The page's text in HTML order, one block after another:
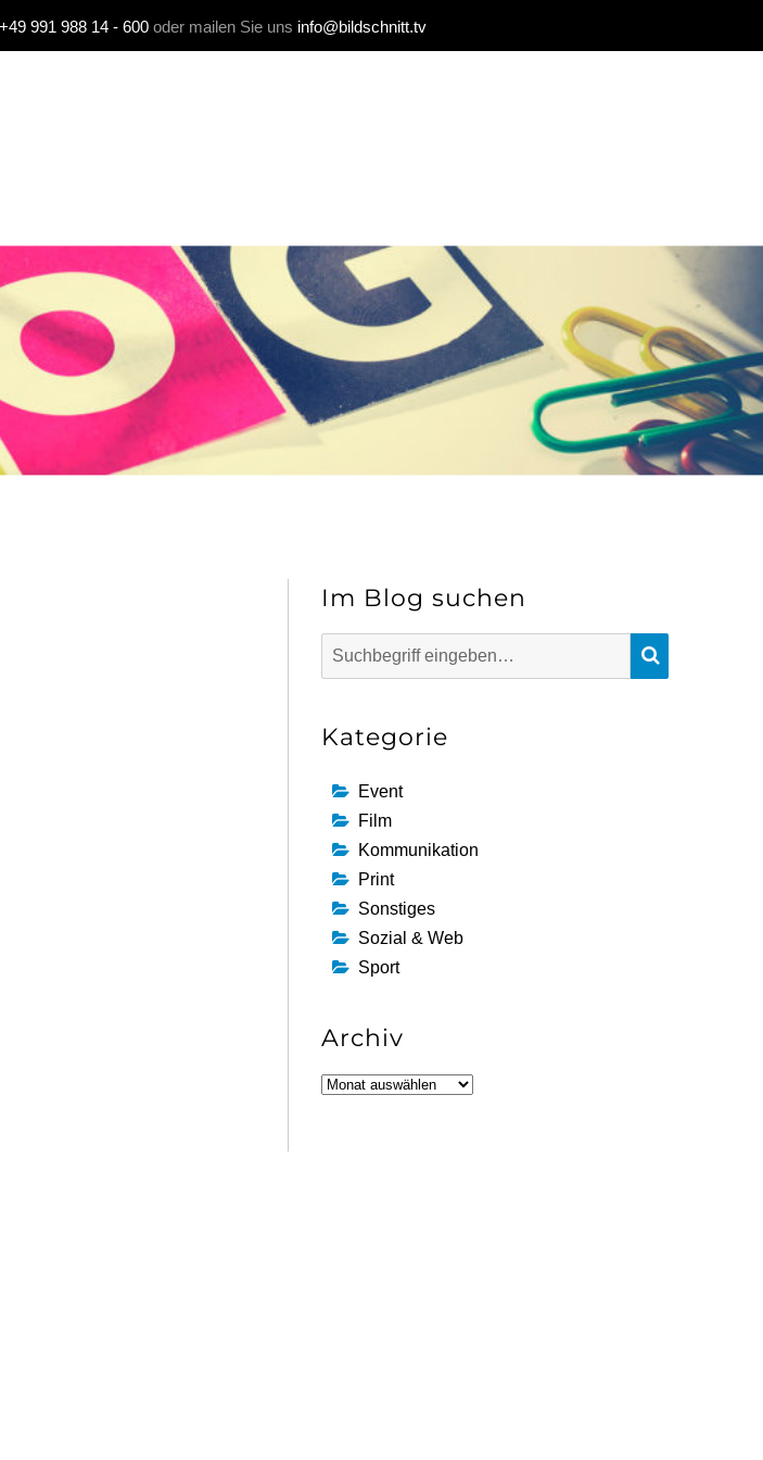
+49 991 988 14 - 600 oder mailen Sie uns info@bildschnitt.tv
AGENTUR REFERENZEN BLOG
Im Blog suchen
nach:
Kategorie
Event
Film
Kommunikation
Print
Sonstiges
Sozial & Web
Sport
Archiv
Archiv